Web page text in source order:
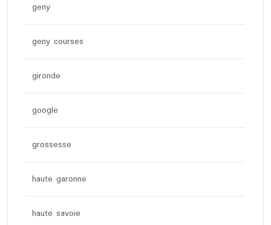
geny
geny courses
gironde
google
grossesse
haute garonne
haute savoie